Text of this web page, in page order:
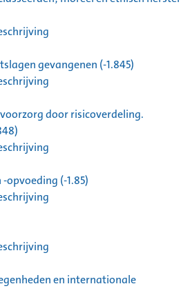
gevangenen (-1.845)
door risicoverdeling.
opvoeding (-1.85)
en internationale